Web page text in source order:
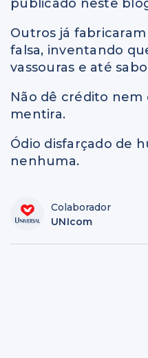
publicado neste
Outros já
falsa, inventando
vassouras e até
Não dê crédito nem
mentira.
Ódio disfarçado de
nenhuma.
Colaborador
UNIcom